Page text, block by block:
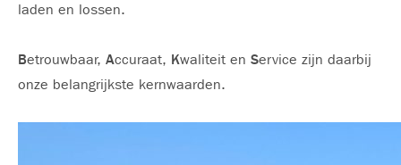
laden en lossen.
Betrouwbaar, Accuraat, Kwaliteit en Service zijn daarbij
onze belangrijkste kernwaarden.